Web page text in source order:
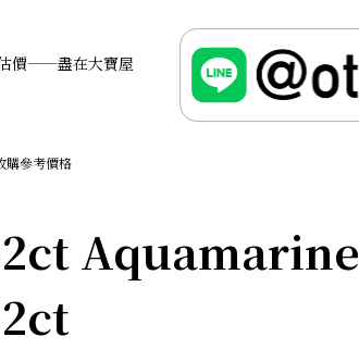
價——盡在大寶屋
參考價格
Aquamarine